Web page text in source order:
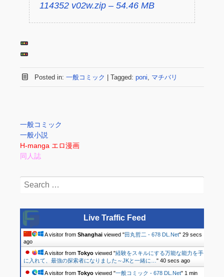
114352 v02w.zip – 54.46 MB
Posted in: 一般コミック Tagged: poni, マチバリ
一般コミック
一般小説
H-manga エロ漫画
同人誌
Search
Live Traffic Feed
A visitor from Shanghai viewed "田丸哲二 - 678 DL.Net" 30 secs
ago
A visitor from Tokyo viewed "経験をスキルにする万能な能力を手
に入れて、最強の探索者になりました～JKと一緒に… " 41 secs ago
A visitor from Tokyo viewed "一般コミック - 678 DL.Net" 1 min